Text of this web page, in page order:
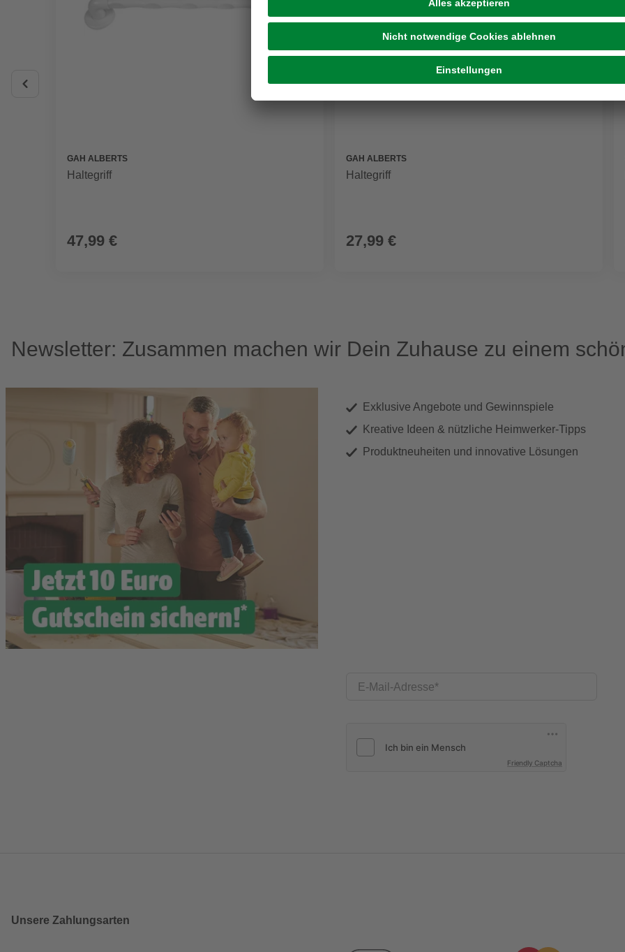
GAH ALBERTS
Haltegriff
47,99 €
GAH ALBERTS
Haltegriff
27,99 €
Newsletter: Zusammen machen wir Dein Zuhause zu einem
Exklusive Angebote und Gewinnspiele
Kreative Ideen & nützliche Heimwerker-Tipps
Produktneuheiten und innovative Lösungen
E-Mail-Adresse
Friendly Captcha
Unsere Zahlungsarten